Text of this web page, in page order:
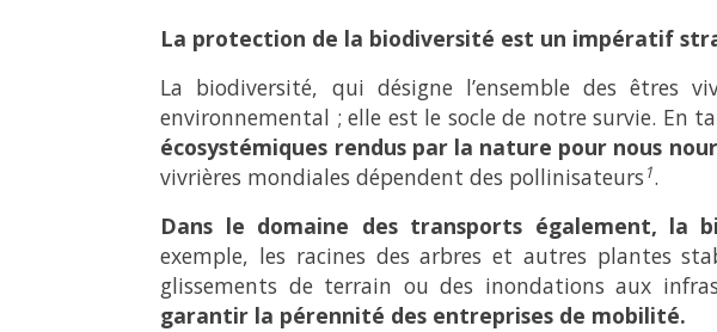
La protection de la biodiversité est un impératif
La biodiversité, qui désigne l’ensemble des êtres
environnemental ; elle est le socle de notre survie. En
écosystémiques rendus par la nature pour nous
vivrières mondiales dépendent des pollinisateurs 1.
Dans le domaine des transports également, la
exemple, les racines des arbres et autres plantes
glissements de terrain ou des inondations aux
garantir la pérennité des entreprises de mobilité.